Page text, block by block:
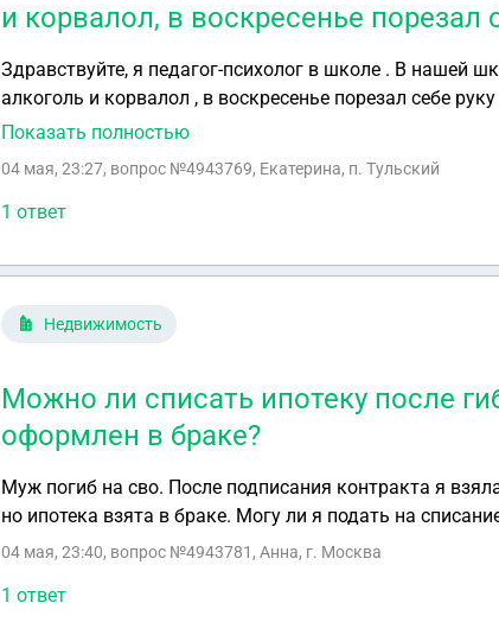
и корвалол, в воскресенье порезал
Здравствуйте, я педагог-психолог в школе . В нашей
алкоголь и корвалол , в воскресенье порезал себе
попытку суицида, из прокуратуры пришло письмо ,
Показать полностью
04 мая, 23:27, вопрос №4943769, Екатерина, п. Тульский
1 ответ
Недвижимость
Можно ли списать ипотеку после
оформлен в браке?
Муж погиб на сво. После подписания контракта я
но ипотека взята в браке. Могу ли я подать на
04 мая, 23:40, вопрос №4943781, Анна, г. Москва
1 ответ